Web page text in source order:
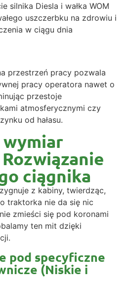
silnika Diesla i wałka WOM
uszczerbku na zdrowiu i
w ciągu dnia
przestrzeń pracy pozwala
pracy operatora nawet o
przestoje
atmosferycznymi czy
od hałasu.
wymiar
ciągnika
z kabiny, twierdząc,
traktorka nie da się nic
zmieści się pod koronami
ten mit dzięki
pod specyficzne
(Niskie i